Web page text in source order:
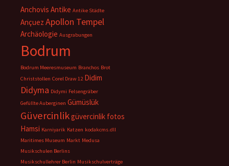
Anchovis Antike Antike Städte
Ançuez Apollon Tempel
Archäologie Ausgrabungen
Bodrum
Bodrum Meeresmuseum Branchos Brot
Christstollen Corel Draw 12 Didim
Didyma Didymi Felsengräber
Gefüllte Auberginen Gümüslük
Güvercinlikgüvercinlik fotos
Hamsi Karniyarik Katzen kodakcms.dll
Maritimes Museum Markt Medusa
Musikschulen Berlins
Musikschullehrer Berlin Musikschulverträge